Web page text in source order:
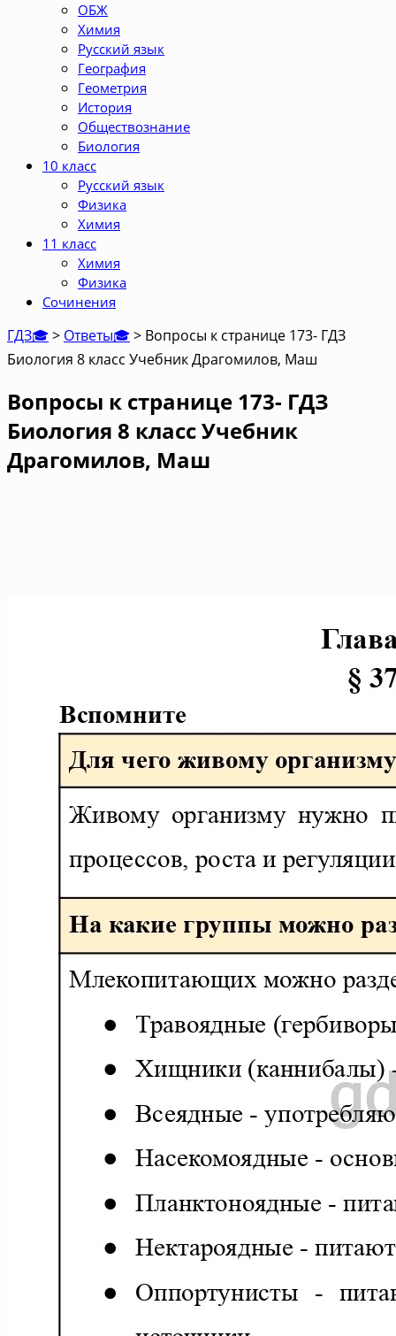
ОБЖ
Химия
Русский язык
География
Геометрия
История
Обществознание
Биология
10 класс
Русский язык
Физика
Химия
11 класс
Химия
Физика
Сочинения
ГДЗ🎓> Ответы🎓> Вопросы к странице 173- ГДЗ
Биология 8 класс Учебник Драгомилов, Маш
Вопросы к странице 173- ГДЗ
Биология 8 класс Учебник
Драгомилов, Маш